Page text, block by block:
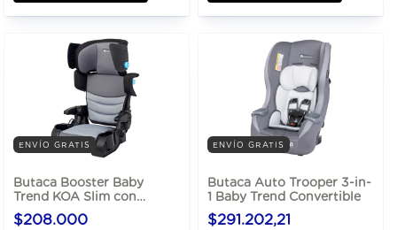
ENVÍO GRATIS
Butaca Booster Baby
Trend KOA Slim con
LATCH
$208.000
ENVÍO GRATIS
Butaca Auto Trooper 3-in-
1 Baby Trend Convertible
$291.202,21